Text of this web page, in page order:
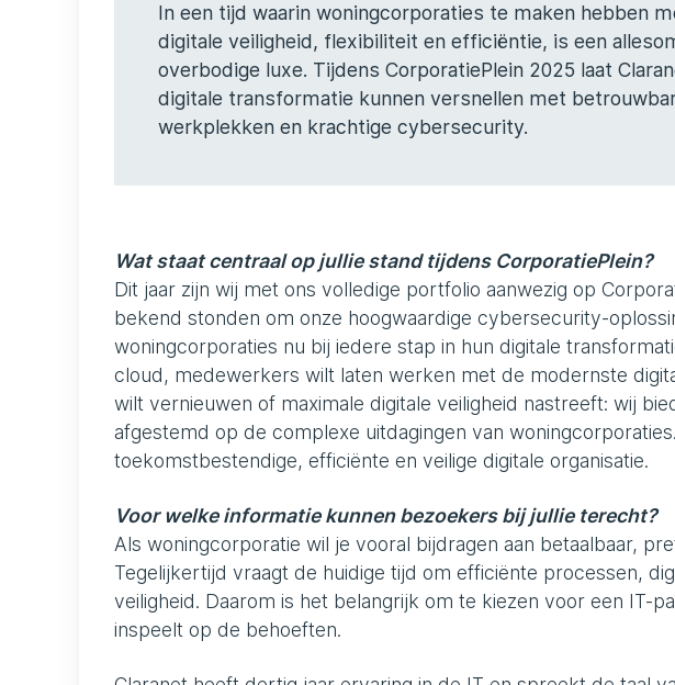
In een tijd waarin woningcorporaties te maken hebben
digitale veiligheid, flexibiliteit en efficiëntie, is een
overbodige luxe. Tijdens CorporatiePlein 2025 laat
digitale transformatie kunnen versnellen met
werkplekken en krachtige cybersecurity.
Wat staat centraal op jullie stand tijdens CorporatiePlein?
Dit jaar zijn wij met ons volledige portfolio aanwezig op
bekend stonden om onze hoogwaardige cybersecurity-
woningcorporaties nu bij iedere stap in hun digitale
cloud, medewerkers wilt laten werken met de modernste
wilt vernieuwen of maximale digitale veiligheid nastreeft: wij
afgestemd op de complexe uitdagingen van
toekomstbestendige, efficiënte en veilige digitale organisatie.
Voor welke informatie kunnen bezoekers bij jullie terecht?
Als woningcorporatie wil je vooral bijdragen aan betaalbaar,
Tegelijkertijd vraagt de huidige tijd om efficiënte processen,
veiligheid. Daarom is het belangrijk om te kiezen voor een IT-
inspeelt op de behoeften.